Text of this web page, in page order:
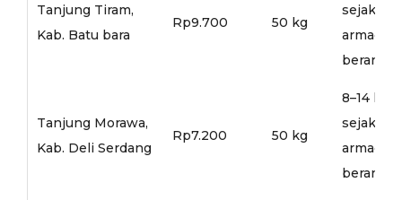
Tanjung Tiram,
Kab. Batu bara
Rp9.700 50 kg
sejak
armada
Tanjung Morawa,
Kab. Deli Serdang
Rp7.200 50 kg
8–14 hari
sejak
armada